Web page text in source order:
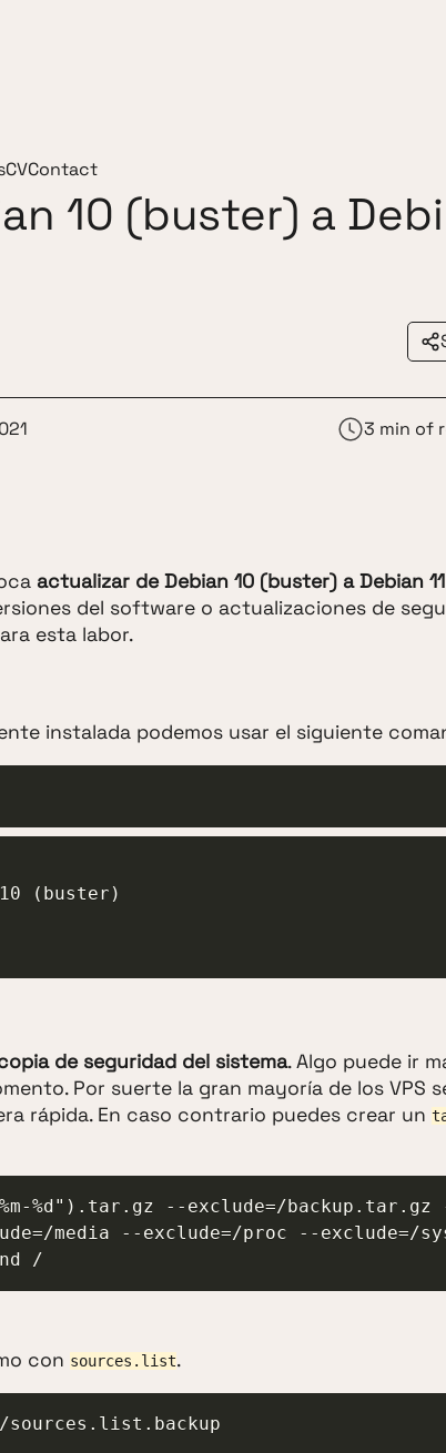
CVContact
10 (buster) a
actualizar de Debian 10 (buster) a Debian 11
del software o actualizaciones de
esta labor.
instalada podemos usar el siguiente
(buster)
de seguridad del sistema. Algo puede ir
Por suerte la gran mayoría de los VPS
rápida. En caso contrario puedes crear un
%d").tar.gz --exclude=/backup.tar.gz
media --exclude=/proc --exclude=/
/
con sources.list.
3 min of